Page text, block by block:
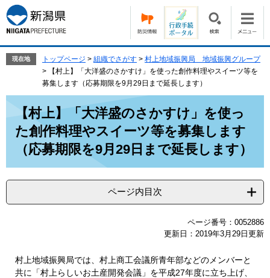
ー
ジ
の
す。
ニ
ュ
ー
し
現在地 トップページ > 組織でさがす > 村上地域振興局 地域振興グループ
>
【村上】「大洋盛のさかすけ」を使った創作料理やスイーツ等を
募集します（応募期限を9月29日まで延長します）
【村上】「大洋盛のさかすけ」を使っ
た創作料理やスイーツ等を募集します
（応募期限を9月29日まで延長します）
ページ内目次
ページ番号：0052886
更新日：2019年3月29日更新
村上地域振興局では、村上商工会議所青年部などのメンバーと
共に「村上らしいお土産開発会議」を平成27年度に立ち上げ、